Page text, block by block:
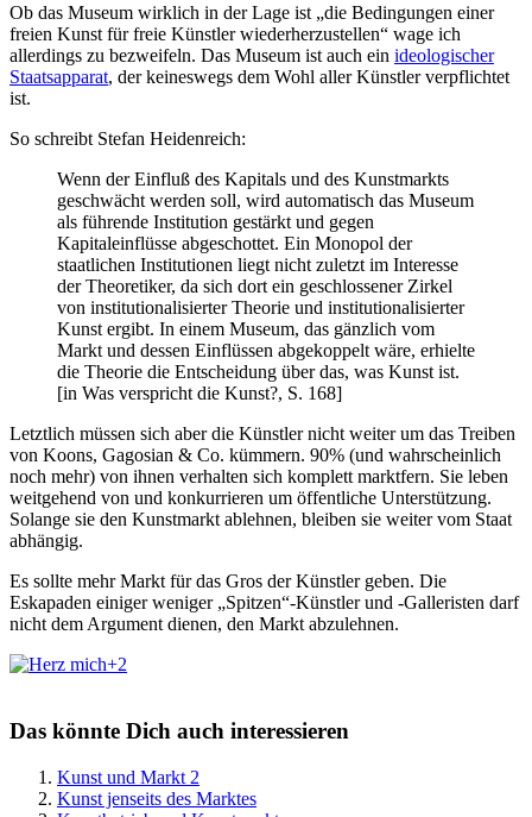
Ob das Museum wirklich in der Lage ist
die Bedingungen einer
freien Kunst für freie Künstler wiederherzustellen
wage ich
allerdings zu bezweifeln. Das Museum ist auch ein ideologischer
Staatsapparat, der keineswegs dem Wohl aller Künstler verpflichtet
ist.
So schreibt Stefan Heidenreich:
Wenn der Einfluß des Kapitals und des Kunstmarkts
geschwächt werden soll, wird automatisch das Museum
als führende Institution gestärkt und gegen
Kapitaleinflüsse abgeschottet. Ein Monopol der
staatlichen Institutionen liegt nicht zuletzt im Interesse
der Theoretiker, da sich dort ein geschlossener Zirkel
von institutionalisierter Theorie und institutionalisierter
Kunst ergibt. In einem Museum, das gänzlich vom
Markt und dessen Einflüssen abgekoppelt wäre, erhielte
die Theorie die Entscheidung über das, was Kunst ist.
[in Was verspricht die Kunst?, S. 168]
Letztlich müssen sich aber die Künstler nicht weiter um das Treiben
von Koons, Gagosian & Co. kümmern. 90% (und wahrscheinlich
noch mehr) von ihnen verhalten sich komplett marktfern. Sie leben
weitgehend von und konkurrieren um öffentliche Unterstützung.
Solange sie den Kunstmarkt ablehnen, bleiben sie weiter vom Staat
abhängig.
Es sollte mehr Markt für das Gros der Künstler geben. Die
Eskapaden einiger weniger „Spitzen“-Künstler und -Galleristen darf
nicht dem Argument dienen, den Markt abzulehnen.
+2
Das könnte Dich auch interessieren
Kunst und Markt 2
Kunst jenseits des Marktes